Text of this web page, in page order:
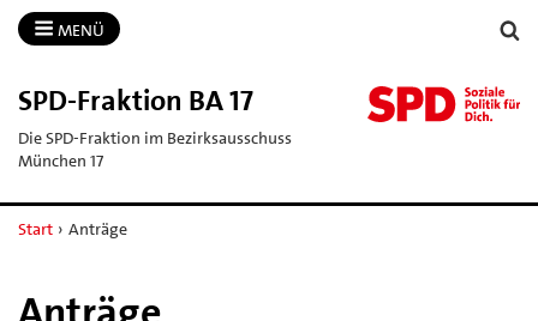
MENÜ
SPD-​Fraktion BA 17
Die SPD-Fraktion im Bezirksausschuss
München 17
Start › Anträge